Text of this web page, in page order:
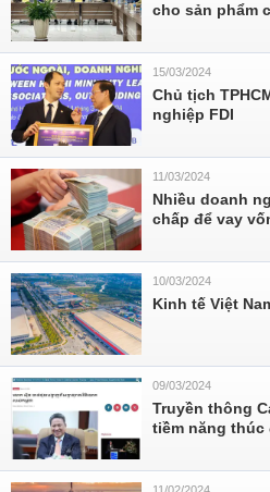
cho sản phẩm
15/03/2024
Chủ tịch
nghiệp FDI
11/03/2024
Nhiều doanh
chấp để vay
10/03/2024
Kinh tế Việt
09/03/2024
Truyền thông
tiềm năng thúc